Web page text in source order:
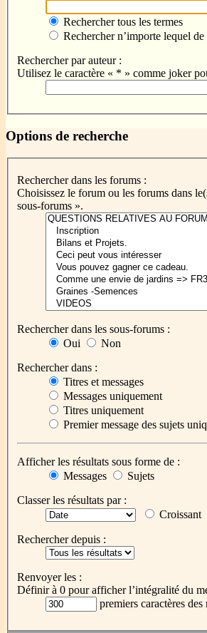
Rechercher tous les termes
Rechercher n’importe lequel de
Rechercher par auteur :
Utilisez le caractère « * » comme joker
Options de recherche
Rechercher dans les forums :
Choisissez le forum ou les forums dans
sous-forums ».
Rechercher dans les sous-forums :
Oui
Non
Rechercher dans :
Titres et messages
Messages uniquement
Titres uniquement
Premier message des sujets
Afficher les résultats sous forme de :
Messages
Sujets
Classer les résultats par :
Croissant
Rechercher depuis :
Renvoyer les :
Définir à 0 pour afficher l’intégralité du
premiers caractères des